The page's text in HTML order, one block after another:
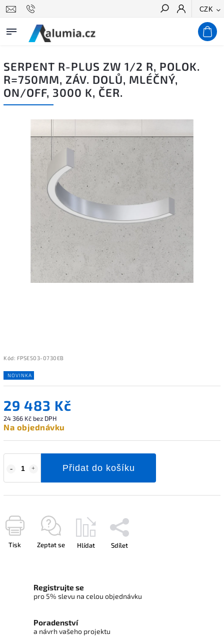
CZK
Hledat
SERPENT R-PLUS ZW 1/2 R, POLOK.
R=750MM, ZÁV. DOLŮ, MLÉČNÝ,
ON/OFF, 3000 K, ČER.
Kód: FPSE503-0730EB
NOVINKA
29 483 Kč
24 366 Kč bez DPH
Na objednávku
Přidat do košíku
Tisk Zeptat se Hlídat Sdílet
Registrujte se
pro 5% slevu na celou objednávku
Poradenství
a návrh vašeho projektu